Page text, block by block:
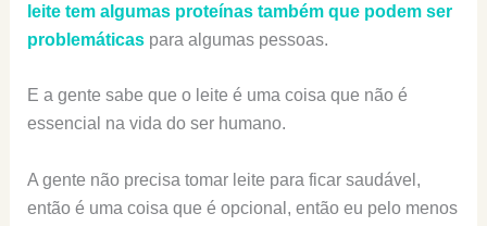
leite tem algumas proteínas também que podem ser
problemáticaspara algumas pessoas.
E a gente sabe que o leite é uma coisa que não é
essencial na vida do ser humano.
A gente não precisa tomar leite para ficar saudável,
então é uma coisa que é opcional, então eu pelo menos